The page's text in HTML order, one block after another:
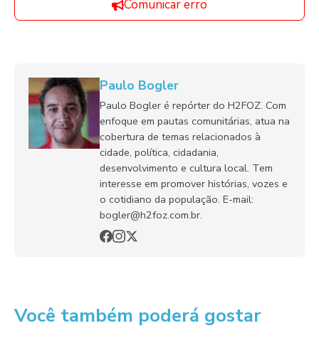
Comunicar erro
Paulo Bogler
Paulo Bogler é repórter do H2FOZ. Com
enfoque em pautas comunitárias, atua na
cobertura de temas relacionados à
cidade, política, cidadania,
desenvolvimento e cultura local. Tem
interesse em promover histórias, vozes e
o cotidiano da população. E-mail:
bogler@h2foz.com.br.
Você também poderá gostar